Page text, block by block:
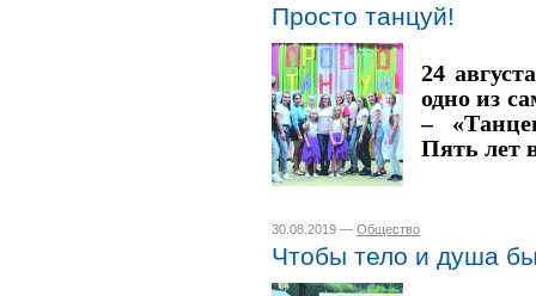
Просто танцуй!
24
одно из
–
Пять лет
30.08.2019 — Общество
Чтобы тело и душа